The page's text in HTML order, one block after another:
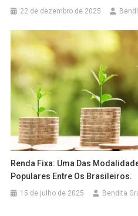
22 de dezembro de 2025
Renda Fixa: UMa Das
Populares Entre Os Brasileiros.
15 de julho de 2025 Bendita